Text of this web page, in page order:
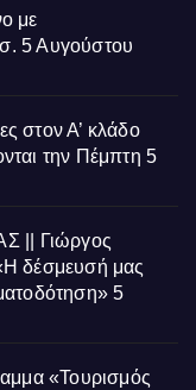
με
5 Αυγούστου
στον Α’ κλάδο
την Πέμπτη 5
|| Γιώργος
δέσμευσή μας
5
«Τουρισμός